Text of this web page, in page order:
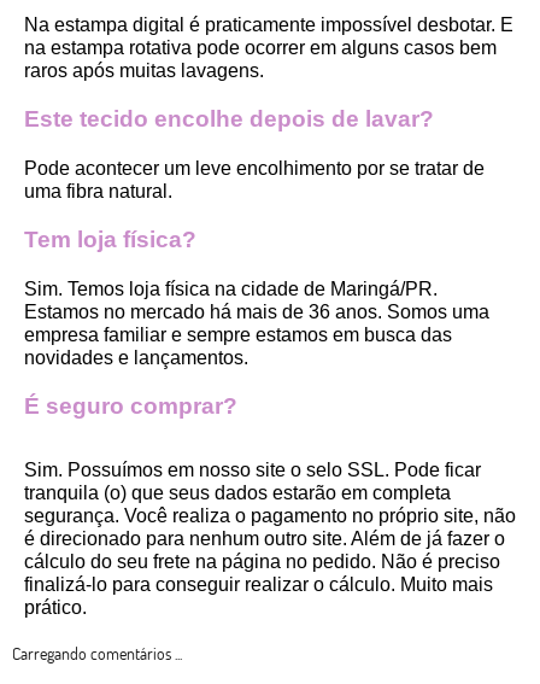
Na estampa digital é praticamente impossível desbotar. E
na estampa rotativa pode ocorrer em alguns casos bem
raros após muitas lavagens.
Este tecido encolhe depois de lavar?
Pode acontecer um leve encolhimento por se tratar de
uma fibra natural.
Tem loja física?
Sim. Temos loja física na cidade de Maringá/PR.
Estamos no mercado há mais de 36 anos. Somos uma
empresa familiar e sempre estamos em busca das
novidades e lançamentos.
É seguro comprar?
Sim. Possuímos em nosso site o selo SSL. Pode ficar
tranquila (o) que seus dados estarão em completa
segurança. Você realiza o pagamento no próprio site, não
é direcionado para nenhum outro site. Além de já fazer o
cálculo do seu frete na página no pedido. Não é preciso
finalizá-lo para conseguir realizar o cálculo. Muito mais
prático.
Carregando comentários ...